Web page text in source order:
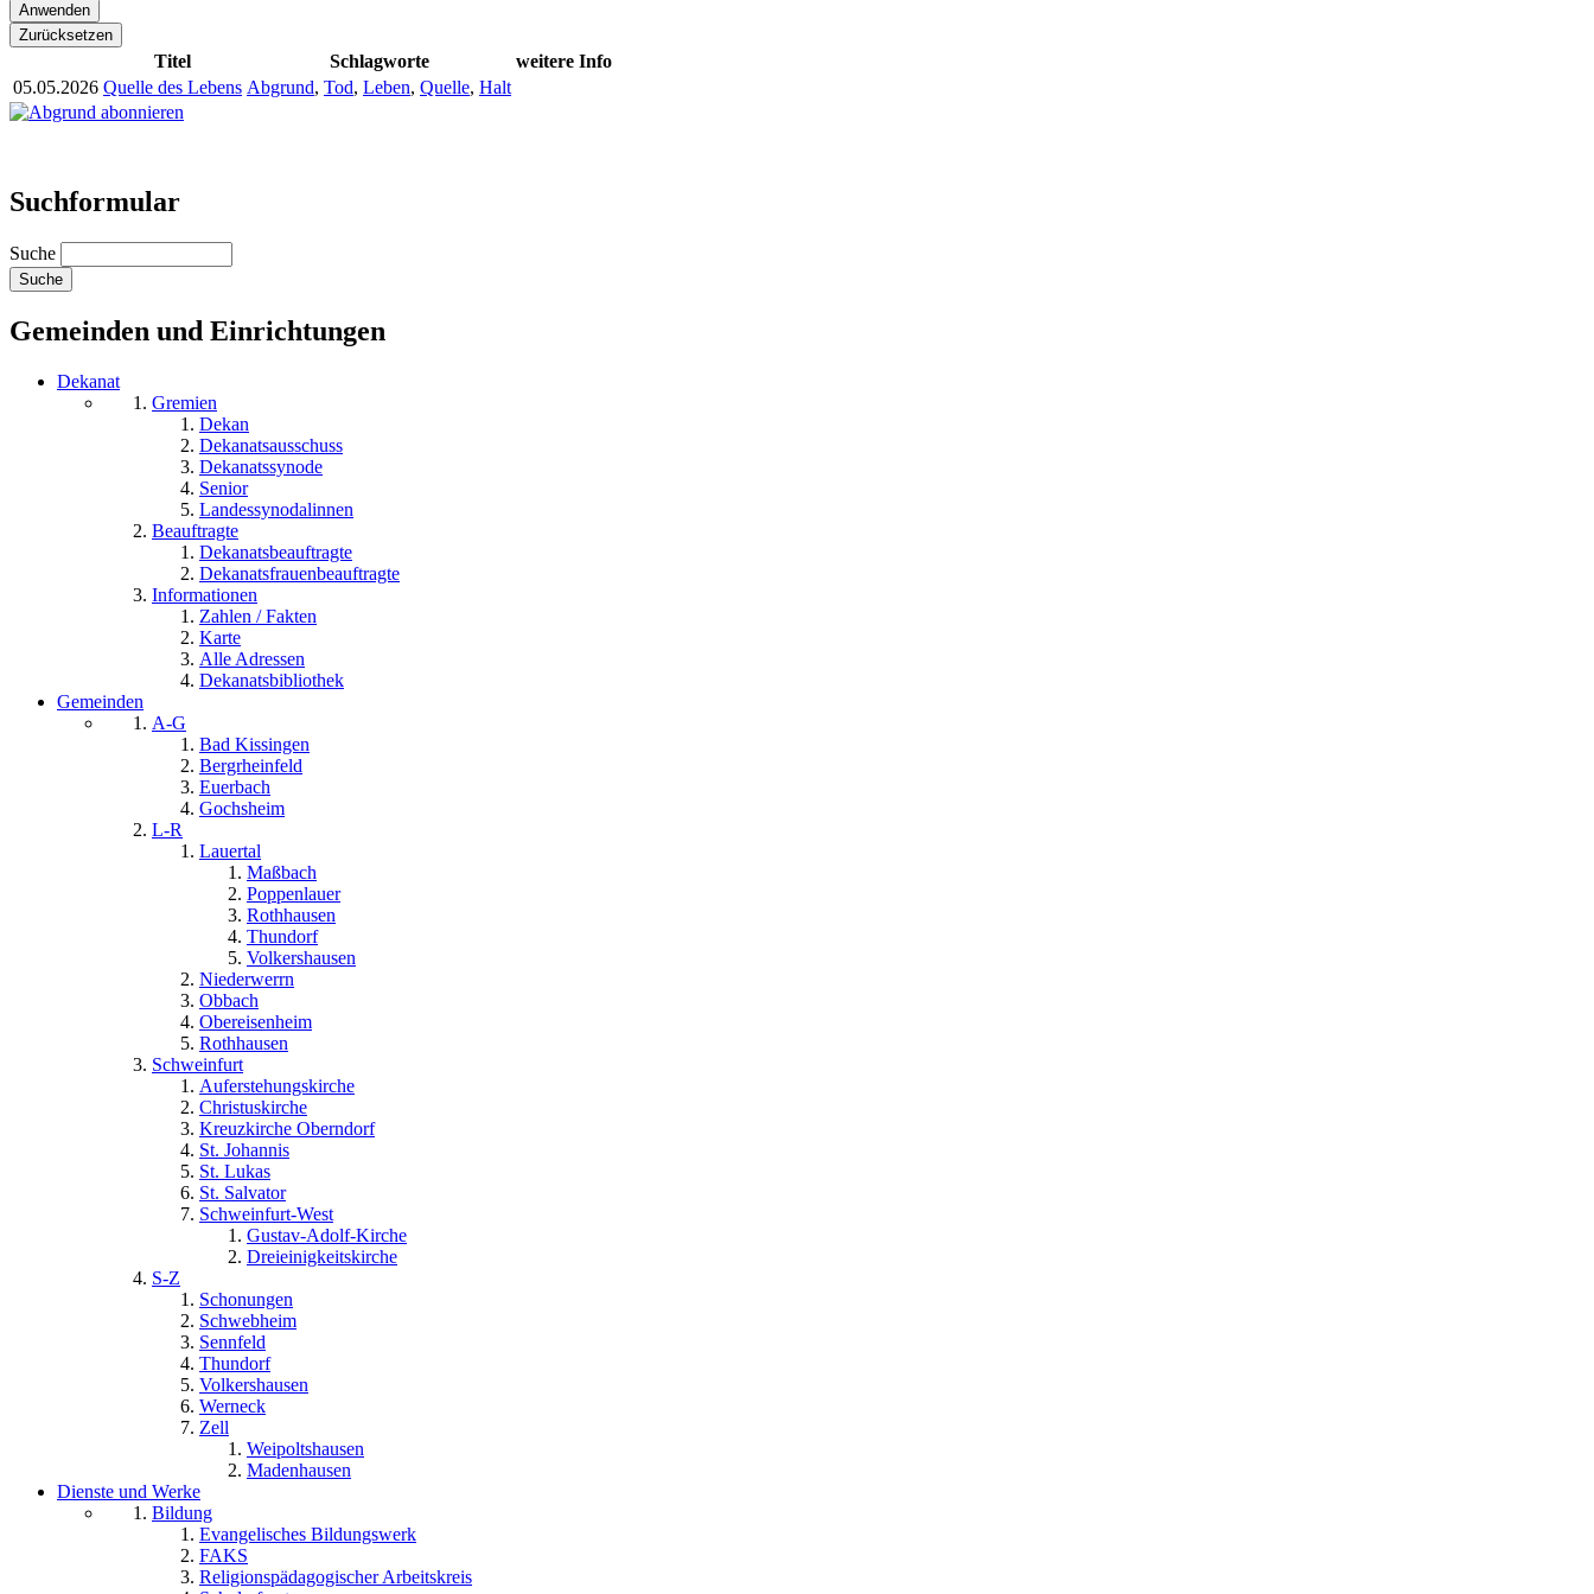
Titel Schlagworte
weitere Info
05.05.2026 Quelle des Lebens Abgrund, Tod, Leben, Quelle, Halt
Suchformular
Suche
Gemeinden und Einrichtungen
Dekanat
Gremien
Dekan
Dekanatsausschuss
Dekanatssynode
Senior
Landessynodalinnen
Beauftragte
Dekanatsbeauftragte
Dekanatsfrauenbeauftragte
Informationen
Zahlen / Fakten
Karte
Alle Adressen
Dekanatsbibliothek
Gemeinden
A-G
Bad Kissingen
Bergrheinfeld
Euerbach
Gochsheim
L-R
Lauertal
Maßbach
Poppenlauer
Rothhausen
Thundorf
Volkershausen
Niederwerrn
Obbach
Obereisenheim
Rothhausen
Schweinfurt
Auferstehungskirche
Christuskirche
Kreuzkirche Oberndorf
St. Johannis
St. Lukas
St. Salvator
Schweinfurt-West
Gustav-Adolf-Kirche
Dreieinigkeitskirche
S-Z
Schonungen
Schwebheim
Sennfeld
Thundorf
Volkershausen
Werneck
Zell
Weipoltshausen
Madenhausen
Dienste und Werke
Bildung
Evangelisches Bildungswerk
FAKS
Religionspädagogischer Arbeitskreis